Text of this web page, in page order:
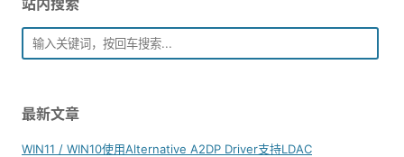
站内搜索
最新文章
WIN11 / WIN10使用Alternative A2DP Driver支持LDAC